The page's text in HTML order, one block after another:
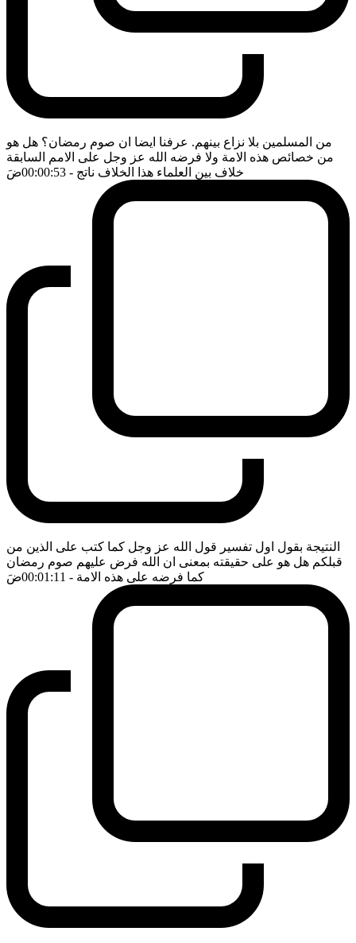
من المسلمين بلا نزاع بينهم. عرفنا ايضا ان صوم رمضان؟ هل هو
من خصائص هذه الامة ولا فرضه الله عز وجل على الامم السابقة
خلاف بين العلماء هذا الخلاف ناتج - 00:00:53 ضَ
النتيجة بقول اول تفسير قول الله عز وجل كما كتب على الذين من
قبلكم هل هو على حقيقته بمعنى ان الله فرض عليهم صوم رمضان
كما فرضه على هذه الامة - 00:01:11 ضَ